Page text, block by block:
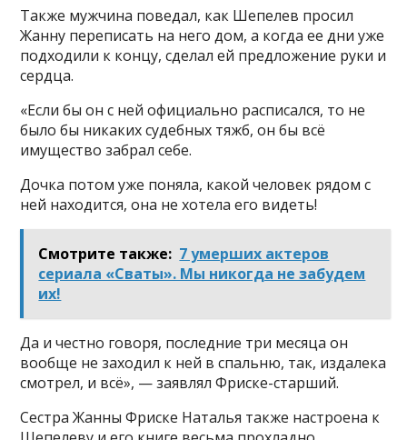
Также мужчина поведал, как Шепелев просил
Жанну переписать на него дом, а когда ее дни уже
подходили к концу, сделал ей предложение руки и
сердца.
«Если бы он с ней официально расписался, то не
было бы никаких судебных тяжб, он бы всё
имущество забрал себе.
Дочка потом уже поняла, какой человек рядом с
ней находится, она не хотела его видеть!
Смотрите также: 7 умерших актеров
сериала «Сваты». Мы никогда не забудем
их!
Да и честно говоря, последние три месяца он
вообще не заходил к ней в спальню, так, издалека
смотрел, и всё», — заявлял Фриске-старший.
Сестра Жанны Фриске Наталья также настроена к